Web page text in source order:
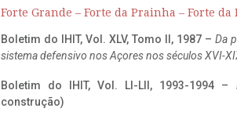
Forte Grande – Forte da Prainha – Forte da
Boletim do IHIT, Vol. XLV, Tomo II, 1987 – Da
sistema defensivo nos Açores nos séculos XVI-
Boletim do IHIT, Vol. LI-LII, 1993-1994 –
construção)